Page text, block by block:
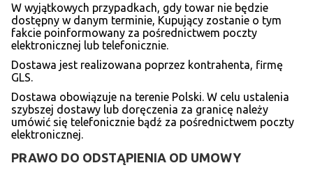
W wyjątkowych przypadkach, gdy towar nie będzie
dostępny w danym terminie, Kupujący zostanie o tym
fakcie poinformowany za pośrednictwem poczty
elektronicznej lub telefonicznie.
Dostawa jest realizowana poprzez kontrahenta, firmę
GLS.
Dostawa obowiązuje na terenie Polski. W celu ustalenia
szybszej dostawy lub doręczenia za granicę należy
umówić się telefonicznie bądź za pośrednictwem poczty
elektronicznej.
PRAWO DO ODSTĄPIENIA OD UMOWY